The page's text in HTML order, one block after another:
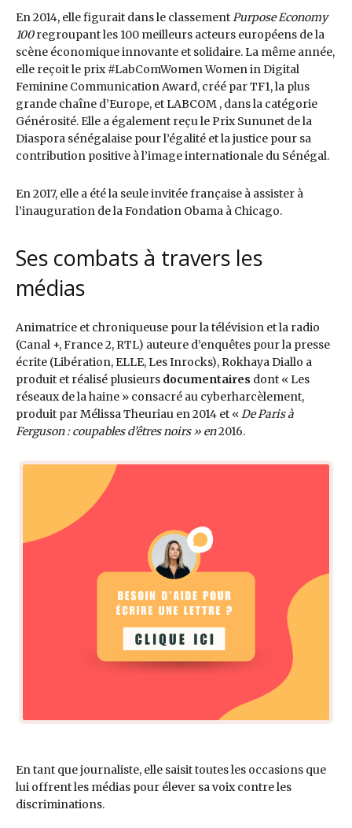
En 2014, elle figurait dans le classementPurpose Economy
100regroupant les 100 meilleurs acteurs européens de la
scène économique innovante et solidaire. La même année,
elle reçoit le prix #LabComWomen Women in Digital
Feminine Communication Award, créé par TF1, la plus
grande chaîne d’Europe, et LABCOM , dans la catégorie
Générosité. Elle a également reçu le Prix Sununet de la
Diaspora sénégalaise pour l’égalité et la justice pour sa
contribution positive à l’image internationale du Sénégal.
En 2017, elle a été la seule invitée française à assister à
l’inauguration de la Fondation Obama à Chicago.
Ses combats à travers les
médias
Animatrice et chroniqueuse pour la télévision et la radio
(Canal +, France 2, RTL) auteure d’enquêtes pour la presse
écrite (Libération, ELLE, Les Inrocks), Rokhaya Diallo a
produit et réalisé plusieurs documentaires dont « Les
réseaux de la haine » consacré au cyberharcèlement,
produit par Mélissa Theuriau en 2014 et «De Paris à
Ferguson : coupables d’êtres noirs » en2016.
En tant que journaliste, elle saisit toutes les occasions que
lui offrent les médias pour élever sa voix contre les
discriminations.